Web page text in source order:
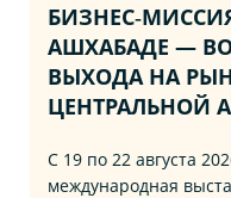
БИЗНЕС‑МИССИЯ
АШХАБАДЕ —
ВЫХОДА НА
ЦЕНТРАЛЬНОЙ
С 19 по 22 августа
международная